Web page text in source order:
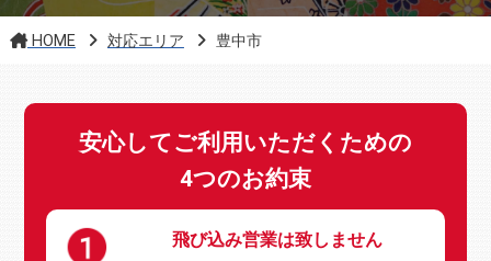
HOME 対応エリア 豊中市
安心してご利用いただくための
4つのお約束
飛び込み営業は致しません